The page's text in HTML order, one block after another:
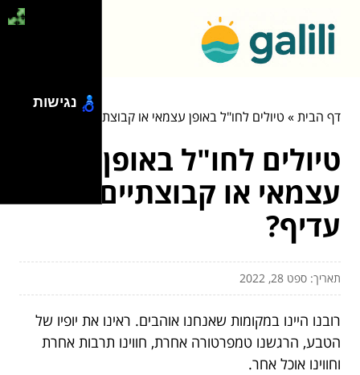
דף הבית» טיולים לחו"ל באופן עצמאי או קבוצתיים – מה עדיף?
טיולים לחו"ל באופן
עצמאי או קבוצתיים – מה
עדיף?
תאריך: ספט 28, 2022
רובנו היינו במקומות שאנחנו אוהבים. ראינו את יופיו של
הטבע, הרגשנו טמפרטורה אחרת, חווינו תרבות אחרת
וחווינו אוכל אחר.
נגישות